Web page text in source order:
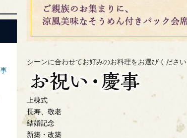
シーンに合わせてお好みのお料理をお選びください
上棟式
長寿、敬老
結婚記念
新築・改築